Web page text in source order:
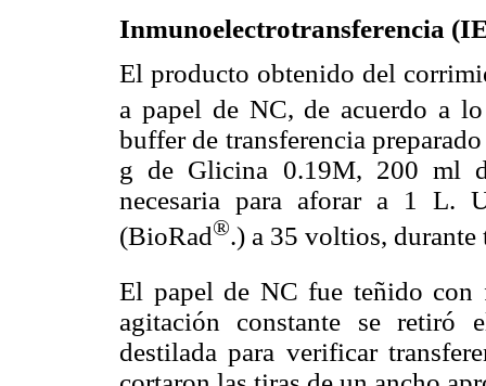
Inmunoelectrotransferencia
El producto obtenido del
a papel de NC, de acuerdo a
buffer de transferencia
g de Glicina 0.19M, 200 ml
necesaria para aforar a 1 L.
(BioRad®.) a 35 voltios, durante
El papel de NC fue teñido con
agitación constante se retiró
destilada para verificar